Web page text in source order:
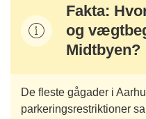
Fakta:
og
Midtbyen?
De fleste gågader i
parkeringsrestriktioner